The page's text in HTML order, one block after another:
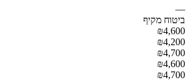
—
ביטוח מקיף
₪4,600
₪4,200
₪4,700
₪4,600
₪4,700